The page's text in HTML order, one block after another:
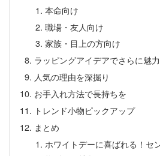
本命向け
職場・友人向け
家族・目上の方向け
ラッピングアイデアでさらに魅
人気の理由を深掘り
お手入れ方法で長持ちを
トレンド小物ピックアップ
まとめ
ホワイトデーに喜ばれる！セ